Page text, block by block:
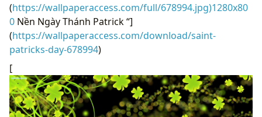
(https://wallpaperaccess.com/full/678994.jpg)1280x80
0 Nền Ngày Thánh Patrick “]
(https://wallpaperaccess.com/download/saint-
patricks-day-678994)
[